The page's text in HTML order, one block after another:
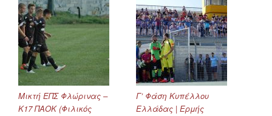
Μικτή ΕΠΣ Φλώρινας –
Κ17 ΠΑΟΚ (Φιλικός
Γ’ Φάση Κυπέλλου
Ελλάδας | Ερμής